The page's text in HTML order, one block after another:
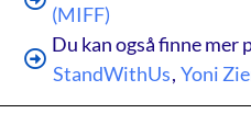
(MIFF)
Du kan også finne mer
StandWithUs, Yoni